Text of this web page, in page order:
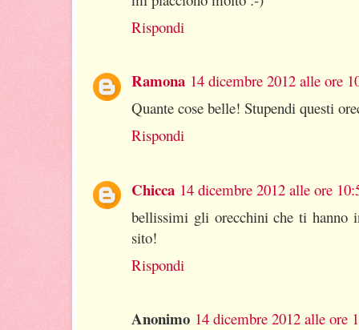
Rispondi
Ramona 14 dicembre 2012 alle ore
Quante cose belle! Stupendi questi
Rispondi
Chicca 14 dicembre 2012 alle ore
bellissimi gli orecchini che ti hanno
sito!
Rispondi
Anonimo 14 dicembre 2012 alle ore